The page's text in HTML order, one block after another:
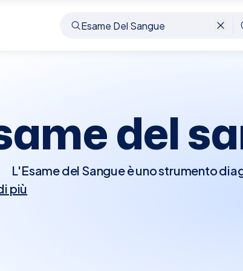
Esame Del Sangue Carugate
del
L'Esame del Sangue è uno strumento
più